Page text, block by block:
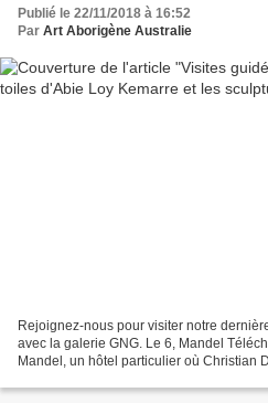
Publié le 22/11/2018 à 16:52
Par Art Aborigène Australie
Rejoignez-nous pour visiter notre
avec la galerie GNG. Le 6, Mandel
Mandel, un hôtel particulier où Christian